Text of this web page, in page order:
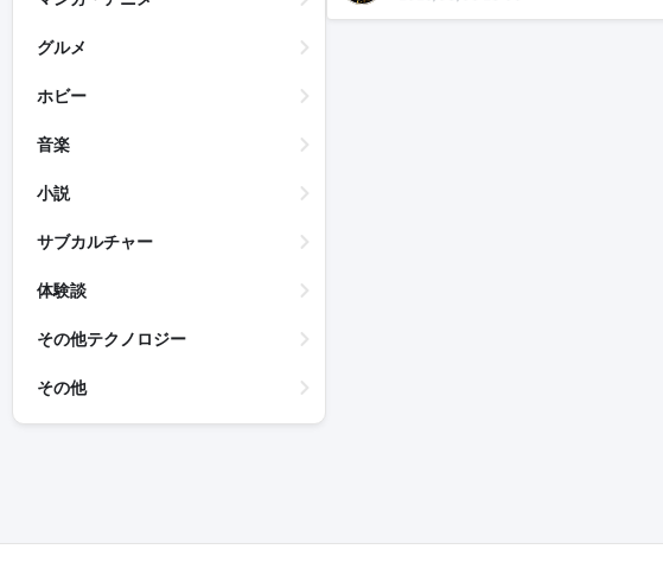
グルメ
ホビー
音楽
小説
サブカルチャー
体験談
その他テクノロジー
その他